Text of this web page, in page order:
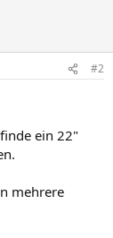
#2
ein 22"
mehrere